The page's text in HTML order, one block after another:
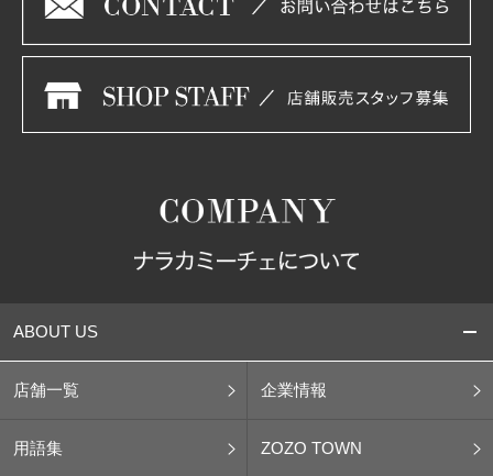
ABOUT US
店舗一覧 企業情報
用語集 ZOZO TOWN